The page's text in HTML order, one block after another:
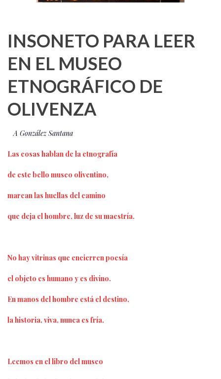
INSONETO PARA LEER
EN EL MUSEO
ETNOGRÁFICO DE
OLIVENZA
A González Santana
Las cosas hablan de la etnografía
de este bello museo oliventino,
marcan las huellas del camino
que deja el hombre, luz de su maestría.
No hay vitrinas que encierren poesía
el objeto es humano y es divino.
En manos del hombre está el destino,
la historia, viva, nunca es fría.
Leemos en el libro del museo